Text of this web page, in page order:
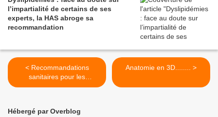
l’impartialité de certains de ses
experts, la HAS abroge sa
recommandation
< Recommandations
sanitaires pour les
voyageurs, 2014
Anatomie en 3D........ >
Hébergé par Overblog